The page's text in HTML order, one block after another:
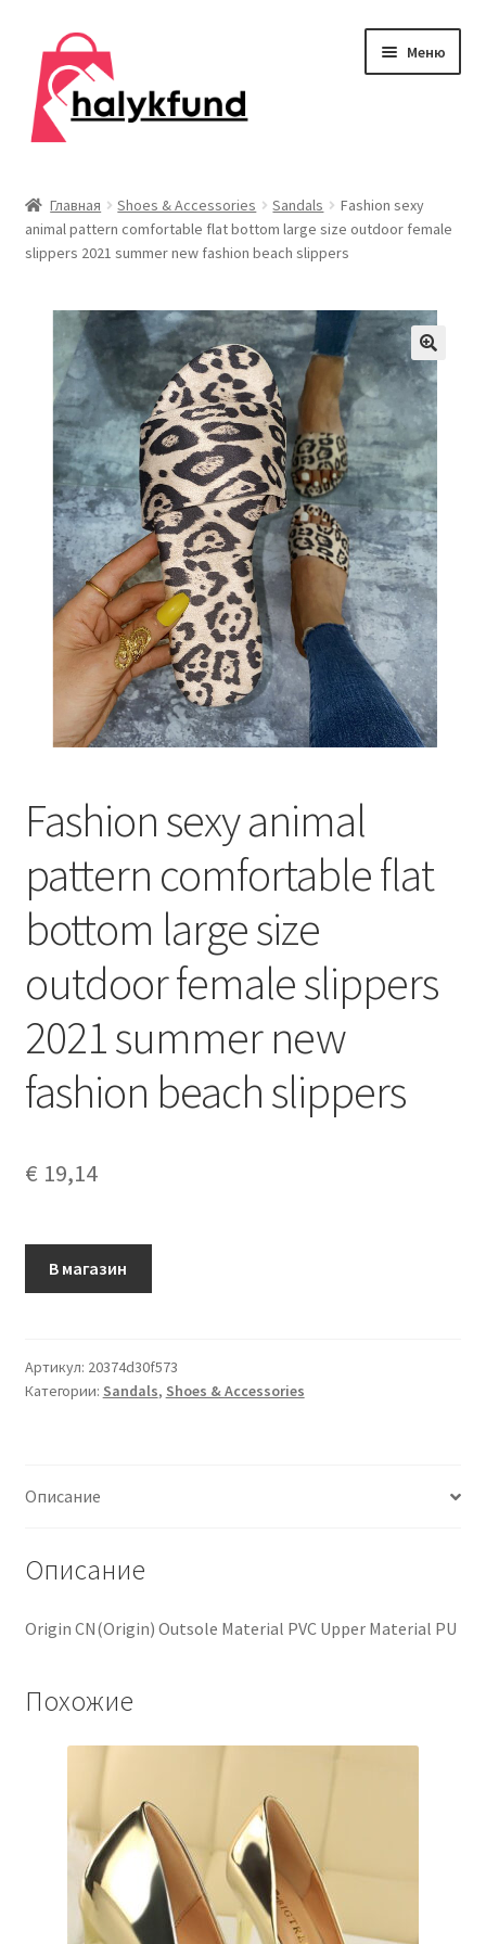
Перейти
навигации
Перейти
содержимому
Меню
меню
Главная
Контакты
Дом и сад
Одежда
меню
Публикации
Главная Shoes & Accessories Sandals
Fashion sexy
animal pattern comfortable flat bottom large size outdoor female
slippers 2021 summer new fashion beach slippers
Fashion sexy animal
pattern comfortable flat
bottom large size
outdoor female slippers
2021 summer new
fashion beach slippers
€ 19,14
В магазин
Артикул: 20374d30f573
Категории: Sandals, Shoes & Accessories
Описание
Описание
Origin CN(Origin) Outsole Material PVC Upper Material PU
Похожие